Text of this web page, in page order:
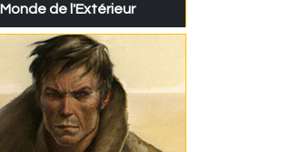
Monde de l'Extérieur